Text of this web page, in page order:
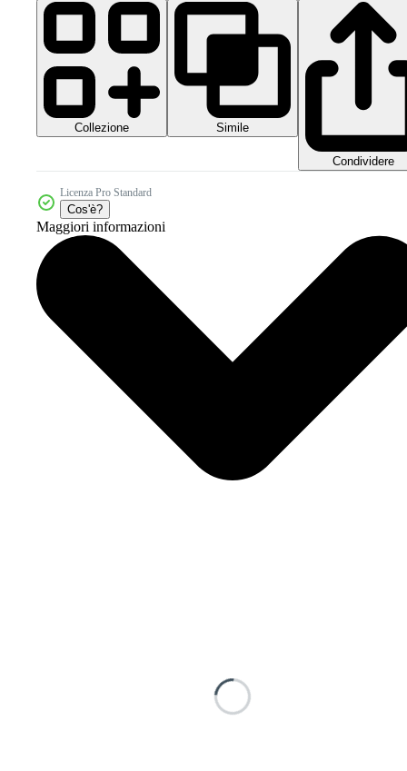
Collezione Simile
Condividere
Licenza Pro Standard
Cos'è?
Maggiori informazioni